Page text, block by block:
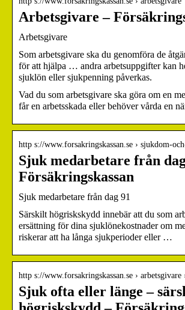
Arbetsgivare –
Arbetsgivare
Som arbetsgivare ska du genomföra de
för att hjälpa … andra arbetsuppgifter kan
sjuklön eller sjukpenning påverkas.
Vad du som arbetsgivare ska göra om en
får en arbetsskada eller behöver vårda en
http s://www.forsakringskassan.se › sjukdom-
Sjuk medarbetare från
Försäkringskassan
Sjuk medarbetare från dag 91
Särskilt högriskskydd innebär att du som
ersättning för dina sjuklönekostnader om
riskerar att ha långa sjukperioder eller …
http s://www.forsakringskassan.se › arbetsgivare
Sjuk ofta eller länge –